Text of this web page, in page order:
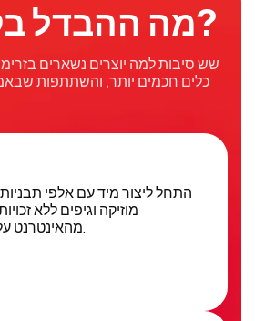
מה ההבדל בקאפווינג?
שש סיבות למה יוצרים נשארים
כלים חכמים יותר, והשתתפות
התחל ליצור מיד עם אלפי תבניות
מוזיקה וגיפים ללא